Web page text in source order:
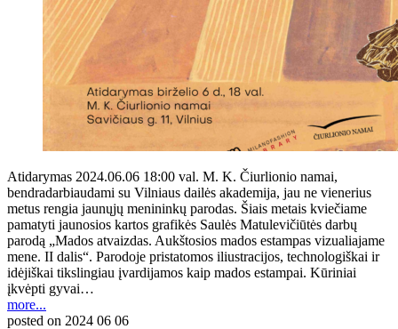
Atidarymas 2024.06.06 18:00 val. M. K. Čiurlionio namai,
bendradarbiaudami su Vilniaus dailės akademija, jau ne vienerius
metus rengia jaunųjų menininkų parodas. Šiais metais kviečiame
pamatyti jaunosios kartos grafikės Saulės Matulevičiūtės darbų
parodą „Mados atvaizdas. Aukštosios mados estampas vizualiajame
mene. II dalis“. Parodoje pristatomos iliustracijos, technologiškai ir
idėjiškai tikslingiau įvardijamos kaip mados estampai. Kūriniai
įkvėpti gyvai…
more...
posted on 2024 06 06